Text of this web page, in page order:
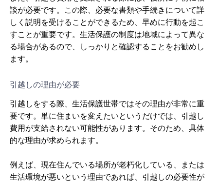
談が必要です。この際、必要な書類や手続きについて詳
しく説明を受けることができるため、早めに行動を起こ
すことが重要です。生活保護の制度は地域によって異な
る場合があるので、しっかりと確認することをお勧めし
ます。
引越しの理由が必要
引越しをする際、生活保護世帯ではその理由が非常に重
要です。単に住まいを変えたいというだけでは、引越し
費用が支給されない可能性があります。そのため、具体
的な理由が求められます。
例えば、現在住んでいる場所が老朽化している、または
生活環境が悪いという理由であれば、引越しの必要性が